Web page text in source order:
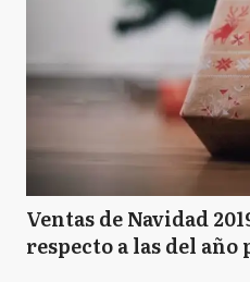
Ventas de Navidad
respecto a las del año